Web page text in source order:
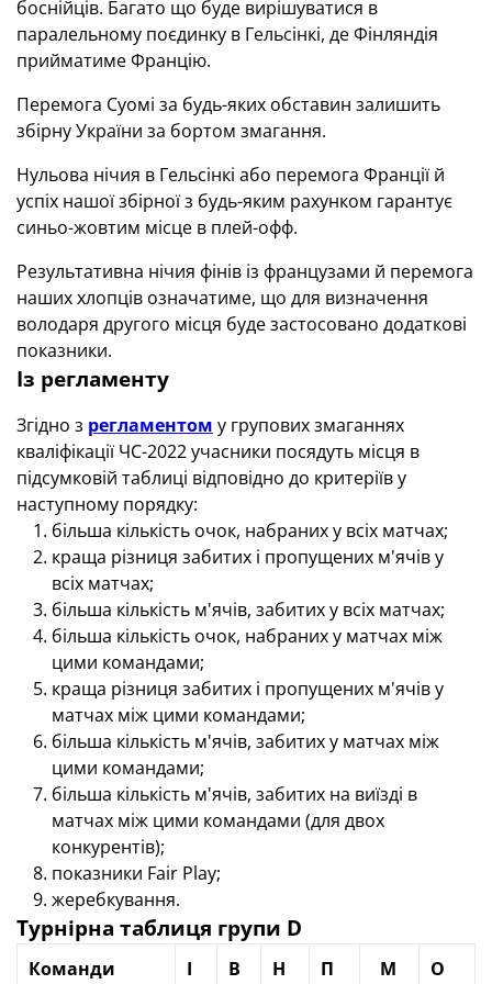
боснійців. Багато що буде вирішуватися в
паралельному поєдинку в Гельсінкі, де Фінляндія
прийматиме Францію.
Перемога Суомі за будь-яких обставин залишить
збірну України за бортом змагання.
Нульова нічия в Гельсінкі або перемога Франції й
успіх нашої збірної з будь-яким рахунком гарантує
синьо-жовтим місце в плей-офф.
Результативна нічия фінів із французами й перемога
наших хлопців означатиме, що для визначення
володаря другого місця буде застосовано додаткові
показники.
Із регламенту
Згідно з регламентом у групових змаганнях
кваліфікації ЧС-2022 учасники посядуть місця в
підсумковій таблиці відповідно до критеріїв у
наступному порядку:
більша кількість очок, набраних у всіх матчах;
краща різниця забитих і пропущених м'ячів у
всіх матчах;
більша кількість м'ячів, забитих у всіх матчах;
більша кількість очок, набраних у матчах між
цими командами;
краща різниця забитих і пропущених м'ячів у
матчах між цими командами;
більша кількість м'ячів, забитих у матчах між
цими командами;
більша кількість м'ячів, забитих на виїзді в
матчах між цими командами (для двох
конкурентів);
показники Fair Play;
жеребкування.
Турнірна таблиця групи D
Команди І В Н П М О